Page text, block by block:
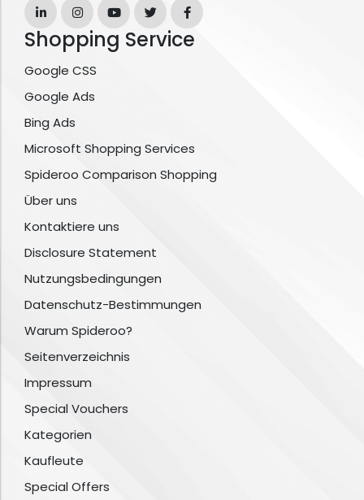
Shopping Service
Google CSS
Google Ads
Bing Ads
Microsoft Shopping Services
Spideroo Comparison Shopping
Über uns
Kontaktiere uns
Disclosure Statement
Nutzungsbedingungen
Datenschutz-Bestimmungen
Warum Spideroo?
Seitenverzeichnis
Impressum
Special Vouchers
Kategorien
Kaufleute
Special Offers